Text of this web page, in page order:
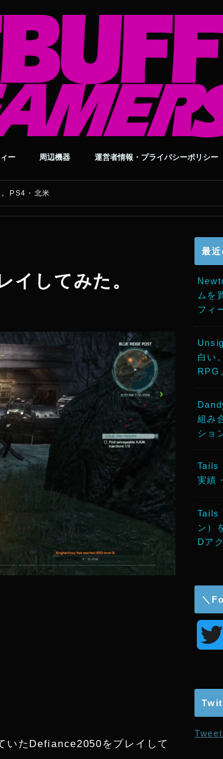
ー 周辺機器 運営者情報・プライバシーポリシー
PS4・北米
してみた。
いたDefiance2050をプレイして
最
ムを
フィ
白い
RPG
組み
ショ
Tails
実績
Tails
ン）
Dア
＼